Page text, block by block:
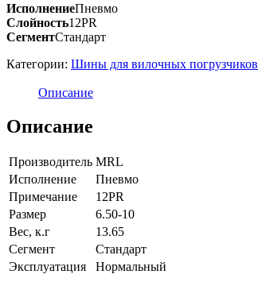
ИсполнениеПневмо
Слойность12PR
СегментСтандарт
Категории: Шины для вилочных погрузчиков
Описание
Описание
Производитель MRL
Исполнение
Пневмо
Примечание
12PR
Размер
6.50-10
Вес, к.г
13.65
Сегмент
Стандарт
Эксплуатация
Нормальный